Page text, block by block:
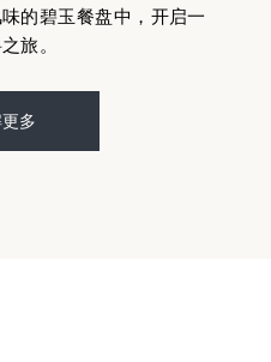
的碧玉餐盘中，开启一
旅。
多